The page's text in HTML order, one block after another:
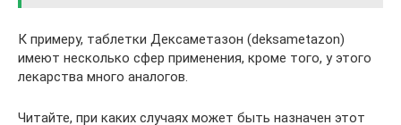
К примеру, таблетки Дексаметазон (deksametazon)
имеют несколько сфер применения, кроме того, у этого
лекарства много аналогов.
Читайте, при каких случаях может быть назначен этот